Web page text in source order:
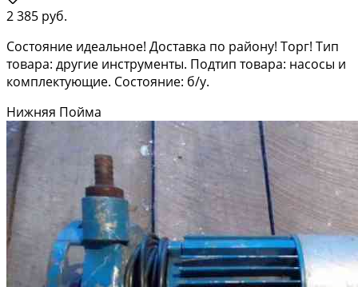
2 385 руб.
Состояние идеальное! Доставка по району! Торг! Тип
товара: другие инструменты. Подтип товара: насосы и
комплектующие. Состояние: б/у.
Нижняя Пойма